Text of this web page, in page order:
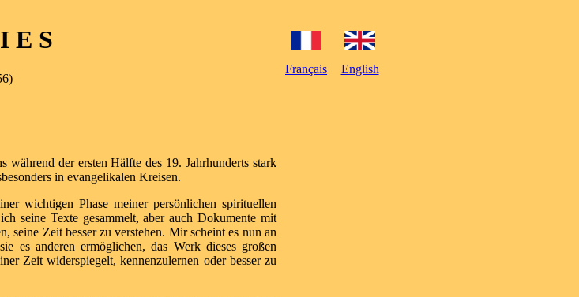
E S
Français English
während der ersten Hälfte des 19. Jahrhunderts stark
in evangelikalen Kreisen.
wichtigen Phase meiner persönlichen spirituellen
seine Texte gesammelt, aber auch Dokumente mit
seine Zeit besser zu verstehen. Mir scheint es nun an
es anderen ermöglichen, das Werk dieses großen
Zeit widerspiegelt, kennenzulernen oder besser zu